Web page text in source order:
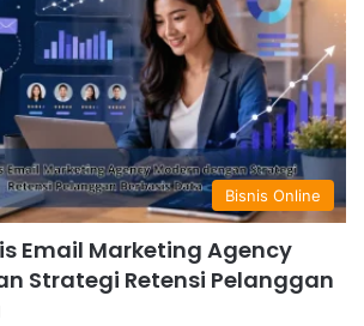
Bisnis Online
Email Marketing Agency
Strategi Retensi Pelanggan